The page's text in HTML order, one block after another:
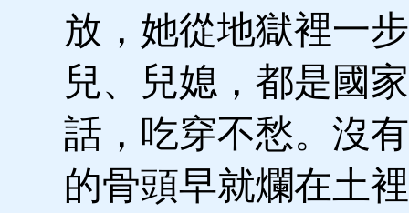
放，她從地獄裡一
兒、兒媳，都是國
話，吃穿不愁。沒
的骨頭早就爛在土